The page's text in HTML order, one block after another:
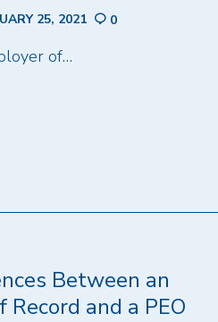
25, 2021 0
of…
Between an
Record and a PEO